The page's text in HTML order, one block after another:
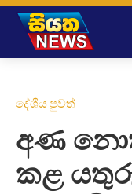
දේශීය පුවත්
අණ
කළ